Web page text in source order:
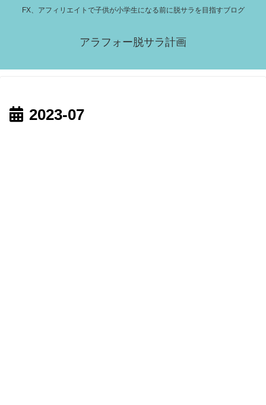
FX、アフィリエイトで子供が小学生になる前に脱サラを目指すブログ
アラフォー脱サラ計画
2023-07